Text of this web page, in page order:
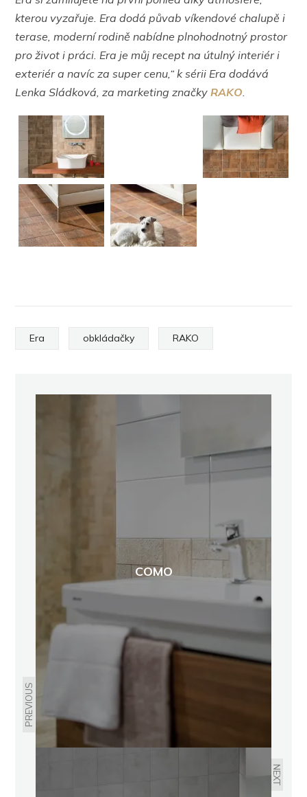
kterou vyzařuje. Era dodá půvab víkendové chalupě i
terase, moderní rodině nabídne plnohodnotný prostor
pro život i práci. Era je můj recept na útulný interiér i
exteriér a navíc za super cenu,“ k sérii Era dodává
Lenka Sládková, za marketing značky RAKO
Era obkládačky RAKO
PREVIOUS
COMO
NEXT